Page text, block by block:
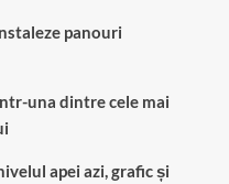
panouri
una dintre cele mai
apei azi, grafic și